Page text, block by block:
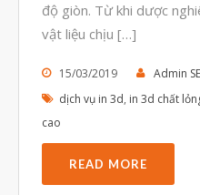
độ giòn. Từ khi dược
vật liệu chịu […]
15/03/2019 Admin
dịch vụ in 3d, in 3d chất
cao
READ MORE